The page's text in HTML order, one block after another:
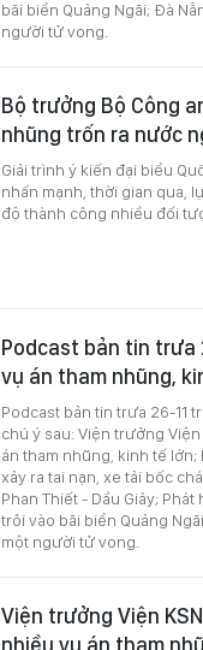
bãi biển Quảng Ngãi; Đà
người tử vong.
Bộ trưởng Bộ Công
nhũng trốn ra nước
Giải trình ý kiến đại biểu
nhấn mạnh, thời gian qua,
độ thành công nhiều đối
Podcast bản tin trưa
vụ án tham nhũng,
Podcast bản tin trưa 26-11
chú ý sau: Viện trưởng
án tham nhũng, kinh tế
xảy ra tai nạn, xe tải bốc
Phan Thiết - Dầu Giây;
trôi vào bãi biển Quảng
một người tử vong.
Viện trưởng Viện
nhiều vụ án tham